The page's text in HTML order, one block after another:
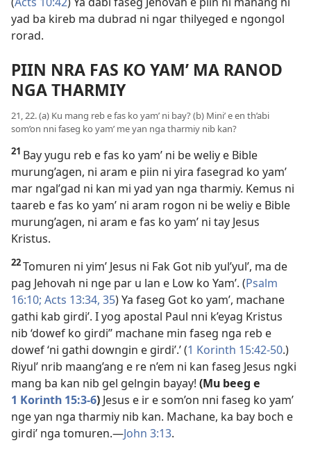
yad ba kireb ma dubrad ni ngar thilyeged e ngongol
rorad.
PIIN NRA FAS KO YAM’ MA RANOD
NGA THARMIY
21, 22. (a) Ku mang reb e fas ko yam’ ni bay? (b) Mini’ e en th’abi
som’on nni faseg ko yam’ me yan nga tharmiy nib kan?
21 Bay yugu reb e fas ko yam’ ni be weliy e Bible
murung’agen, ni aram e piin ni yira fasegrad ko yam’
mar ngal’gad ni kan mi yad yan nga tharmiy. Kemus ni
taareb e fas ko yam’ ni aram rogon ni be weliy e Bible
murung’agen, ni aram e fas ko yam’ ni tay Jesus
Kristus.
22Tomuren ni yim’ Jesus ni Fak Got nib yul’yul’, ma de
pag Jehovah ni nge par u lan e Low ko Yam’. (Psalm
16:10; Acts 13:34, 35) Ya faseg Got ko yam’, machane
gathi kab girdi’. I yog apostal Paul nni k’eyag Kristus
nib ‘dowef ko girdi’’ machane min faseg nga reb e
dowef ‘ni gathi downgin e girdi’.’ (1 Korinth 15:42-50.)
Riyul’ nrib maang’ang e re n’em ni kan faseg Jesus ngki
mang ba kan nib gel gelngin bayay! (Mu beeg e
1 Korinth 15:3-6) Jesus e ir e som’on nni faseg ko yam’
nge yan nga tharmiy nib kan. Machane, ka bay boch e
girdi’ nga tomuren.​—John 3:13.